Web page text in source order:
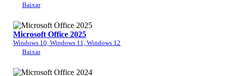
Baixar
Microsoft Office 2025
Windows 10, Windows 11, Windows 12
Baixar